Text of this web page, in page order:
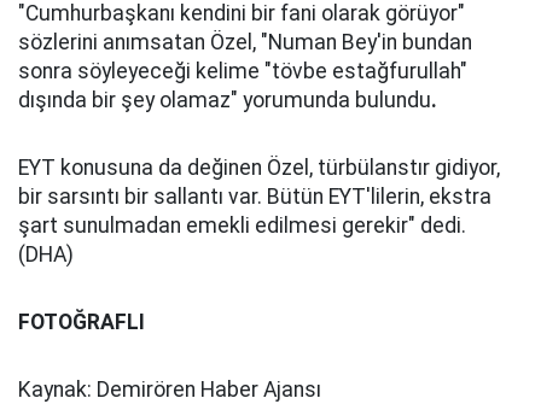
"Cumhurbaşkanı kendini bir fani olarak görüyor"
sözlerini anımsatan Özel, "Numan Bey'in bundan
sonra söyleyeceği kelime "tövbe estağfurullah"
dışında bir şey olamaz" yorumunda bulundu.
EYT konusuna da değinen Özel, türbülanstır gidiyor,
bir sarsıntı bir sallantı var. Bütün EYT'lilerin, ekstra
şart sunulmadan emekli edilmesi gerekir" dedi.
(DHA)
FOTOĞRAFLI
Kaynak: Demirören Haber Ajansı